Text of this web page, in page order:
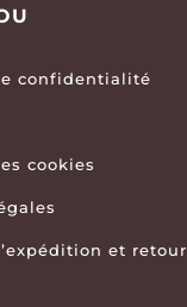
confidentialité
cookies
et retour